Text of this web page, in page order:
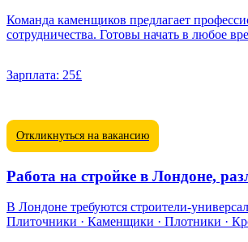
Команда каменщиков предлагает
сотрудничества. Готовы начать в любое
Зарплата: 25£
Откликнуться на вакансию
Работа на стройке в Лондоне,
В Лондоне требуются строители-универсалы